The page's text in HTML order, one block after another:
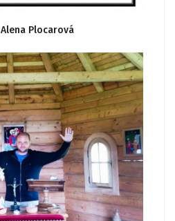
Plocarová